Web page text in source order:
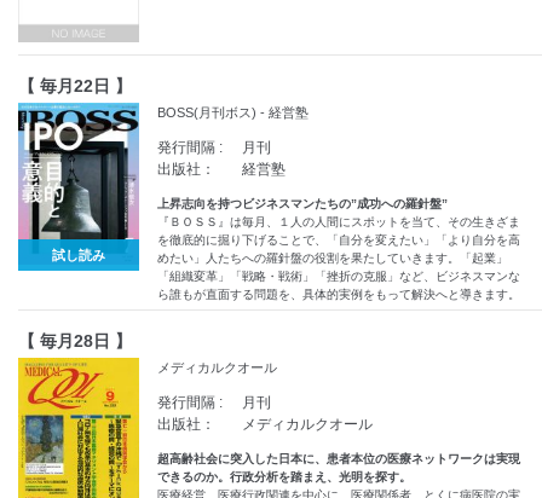
【 毎月22日 】
試し読み
BOSS(月刊ボス) - 経営塾
発行間隔 :
月刊
出版社：
経営塾
上昇志向を持つビジネスマンたちの”成功への羅針盤”
『ＢＯＳＳ』は毎月、１人の人間にスポットを当て、その生きざま
を徹底的に掘り下げることで、「自分を変えたい」「より自分を高
めたい」人たちへの羅針盤の役割を果たしていきます。「起業」
「組織変革」「戦略・戦術」「挫折の克服」など、ビジネスマンな
ら誰もが直面する問題を、具体的実例をもって解決へと導きます。
【 毎月28日 】
メディカルクオール
発行間隔 :
月刊
出版社：
メディカルクオール
超高齢社会に突入した日本に、患者本位の医療ネットワークは実現
できるのか。行政分析を踏まえ、光明を探す。
医療経営、医療行政関連を中心に、医療関係者、とくに病医院の実